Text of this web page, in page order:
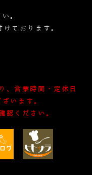
。
ております。
、営業時間・定休日
います。
認ください。